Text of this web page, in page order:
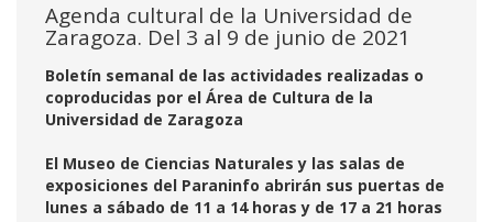
Agenda cultural de la Universidad de
Zaragoza. Del 3 al 9 de junio de 2021
Boletín semanal de las actividades realizadas o
coproducidas por el Área de Cultura de la
Universidad de Zaragoza
El Museo de Ciencias Naturales y las salas de
exposiciones del Paraninfo abrirán sus puertas de
lunes a sábado de 11 a 14 horas y de 17 a 21 horas